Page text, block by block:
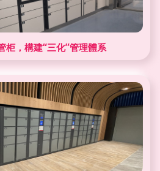
柜，構建“三化”管理體系